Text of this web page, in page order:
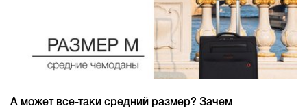
А может все-таки средний размер? Зачем